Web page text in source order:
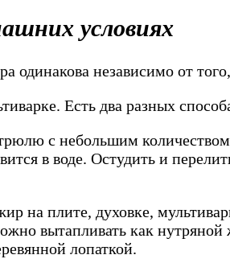
условиях
одинакова независимо от
Есть два разных
с небольшим
в воде. Остудить и
плите, духовке,
вытапливать как
лопаткой.